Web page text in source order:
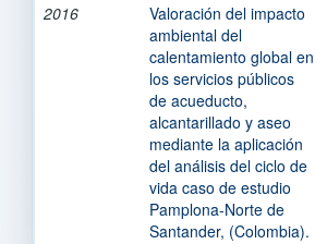
2016
Valoración del impacto
ambiental del
calentamiento global en
los servicios públicos
de acueducto,
alcantarillado y aseo
mediante la aplicación
del análisis del ciclo de
vida caso de estudio
Pamplona-Norte de
Santander, (Colombia).